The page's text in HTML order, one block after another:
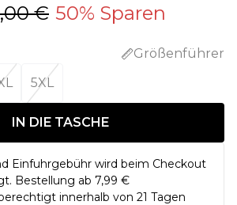
€ 50% Sparen
Größenführer
5XL
IN DIE TASCHE
Einfuhrgebühr wird beim Checkout
Bestellung ab 7,99 €
innerhalb von 21 Tagen